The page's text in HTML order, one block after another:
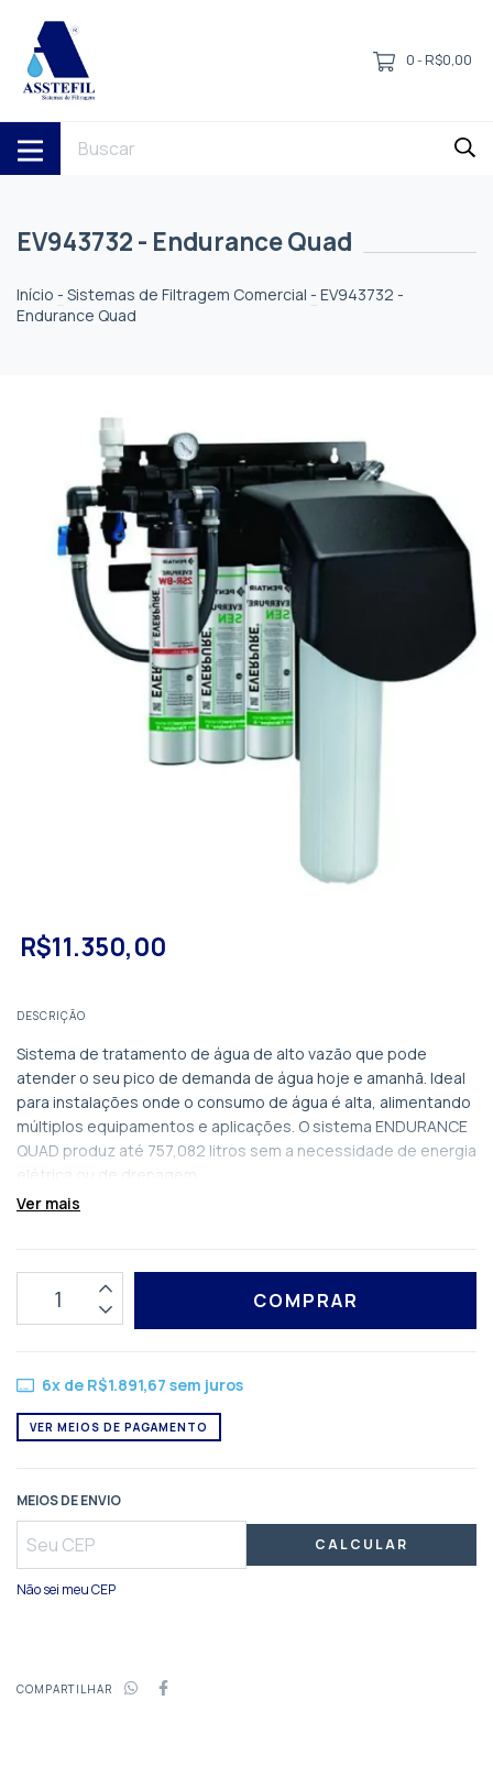
0 - R$0,00
EV943732 - Endurance Quad
Início - Sistemas de Filtragem Comercial - EV943732 -
Endurance Quad
R$11.350,00
DESCRIÇÃO
Sistema de tratamento de água de alto vazão que pode
atender o seu pico de demanda de água hoje e amanhã. Ideal
para instalações onde o consumo de água é alta, alimentando
múltiplos equipamentos e aplicações. O sistema ENDURANCE
QUAD produz até 757,082 litros sem a necessidade de energia
elétrica ou de drenagem.
– Pré filtro tipo plissado pare retenção de partículas com
impurezas nível 0,2 micron
– Possui o elemento de polifosfato, para redução de escala
– Fácil manutenção
limpo pois as partes internas em contato com a água nunca
– Certificado NSF/ANSI53 para redução de sistos como
Ver mais
6x de R$1.891,67 sem juros
VER MEIOS DE PAGAMENTO
MEIOS DE ENVIO
CALCULAR
Não sei meu CEP
COMPARTILHAR